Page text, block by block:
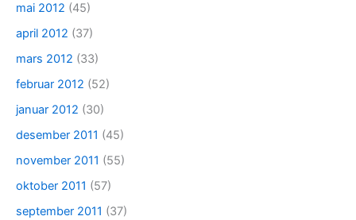
mai 2012 (45)
april 2012 (37)
mars 2012 (33)
februar 2012 (52)
januar 2012 (30)
desember 2011 (45)
november 2011 (55)
oktober 2011 (57)
september 2011 (37)